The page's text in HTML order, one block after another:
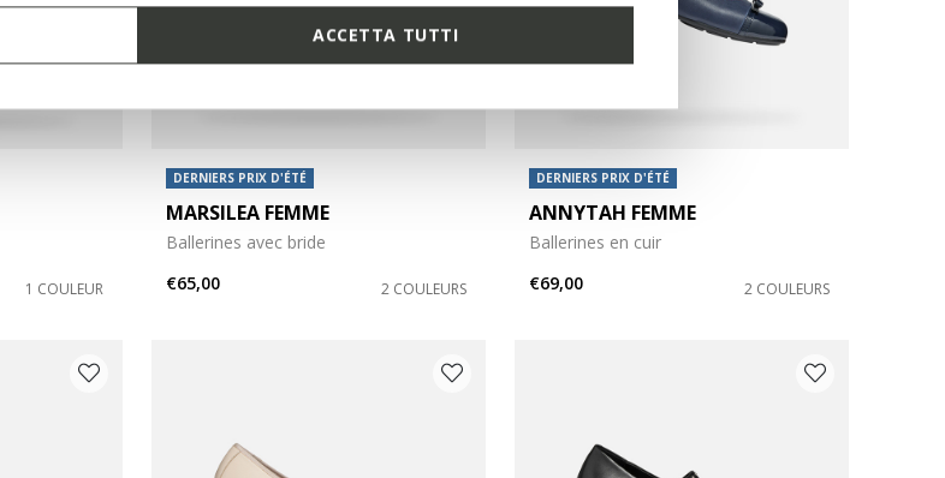
ACCETTA TUTTI
1 COULEUR
DERNIERS PRIX D'ÉTÉ
MARSILEA FEMME
Ballerines avec bride
€65,00
2 COULEURS
DERNIERS PRIX D'ÉTÉ
ANNYTAH FEMME
Ballerines en cuir
€69,00
2 COULEURS